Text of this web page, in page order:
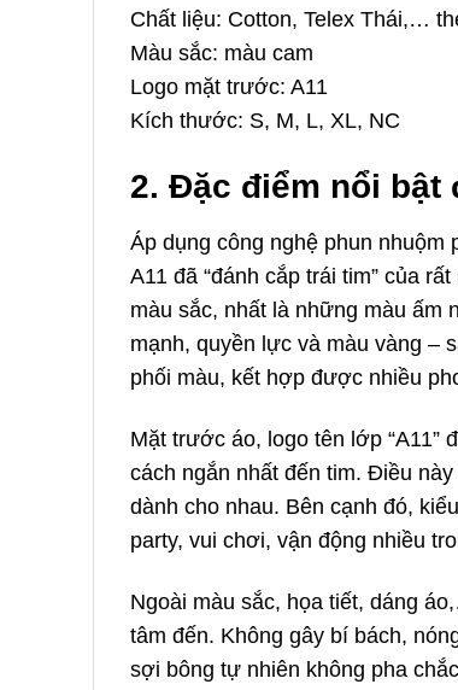
Chất liệu: Cotton, Telex Thái,…
Màu sắc: màu cam
Logo mặt trước: A11
Kích thước: S, M, L, XL, NC
2. Đặc điểm nổi bật
Áp dụng công nghệ phun nhuộm
A11 đã “đánh cắp trái tim” của
màu sắc, nhất là những màu ấm
mạnh, quyền lực và màu vàng –
phối màu, kết hợp được nhiều
Mặt trước áo, logo tên lớp
cách ngắn nhất đến tim. Điều
dành cho nhau. Bên cạnh đó,
party, vui chơi, vận động nhiều
Ngoài màu sắc, họa tiết, dáng
tâm đến. Không gây bí bách,
sợi bông tự nhiên không pha